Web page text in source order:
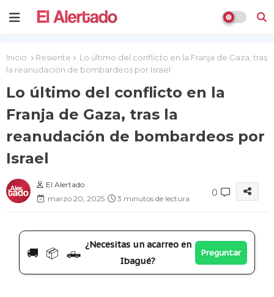
Inicio Resiente
Lo último del conflicto en la Franja de Gaza, tras
la reanudación de bombardeos por Israel
Lo último del conflicto en la
Franja de Gaza, tras la
reanudación de bombardeos por
Israel
El Alertado
marzo 20, 2025
3 minutos de lectura
0
🚚 📦 🛻
¿Necesitas un acarreo en
Ibagué?
Preguntar